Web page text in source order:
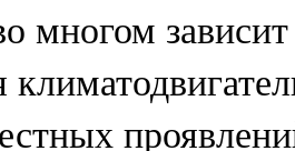
многом